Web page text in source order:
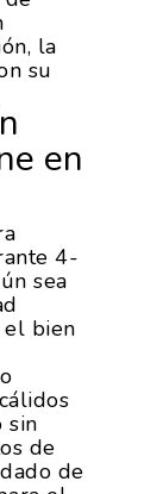
la
su
en
4-
sea
el bien
sin
de
de
Asociados
Social
Productores